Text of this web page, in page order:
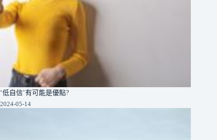
‘低自信’有可能是優點?
2024-05-14